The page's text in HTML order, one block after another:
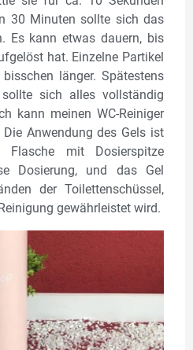
30 Minuten sollte sich das
Es kann etwas dauern, bis
hat. Einzelne Partikel
länger. Spätestens
sich alles vollständig
kann meinen WC-Reiniger
Anwendung des Gels ist
Flasche mit Dosierspitze
Dosierung, und das Gel
der Toilettenschüssel,
gewährleistet wird.